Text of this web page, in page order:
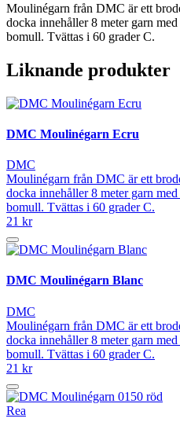
Moulinégarn från DMC är ett
docka innehåller 8 meter garn
bomull. Tvättas i 60 grader C.
Liknande produkter
DMC Moulinégarn Ecru
DMC
Moulinégarn från DMC är ett
docka innehåller 8 meter garn
bomull. Tvättas i 60 grader C.
21 kr
DMC Moulinégarn Blanc
DMC
Moulinégarn från DMC är ett
docka innehåller 8 meter garn
bomull. Tvättas i 60 grader C.
21 kr
Rea